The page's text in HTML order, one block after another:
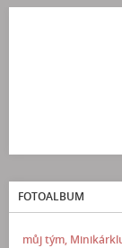
FOTOALBUM
můj tým,